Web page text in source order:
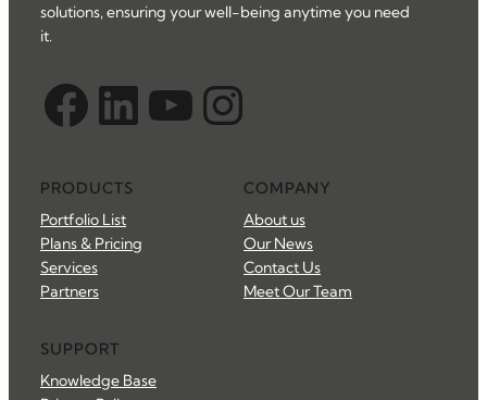
solutions, ensuring your well-being anytime you need
it.
Facebook LinkedIn YouTube Instagram
PRODUCTS
Portfolio List
Plans & Pricing
Services
Partners
COMPANY
About us
Our News
Contact Us
Meet Our Team
SUPPORT
Knowledge Base